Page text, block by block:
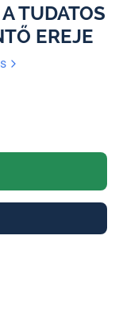
TUDATOS
EREJE